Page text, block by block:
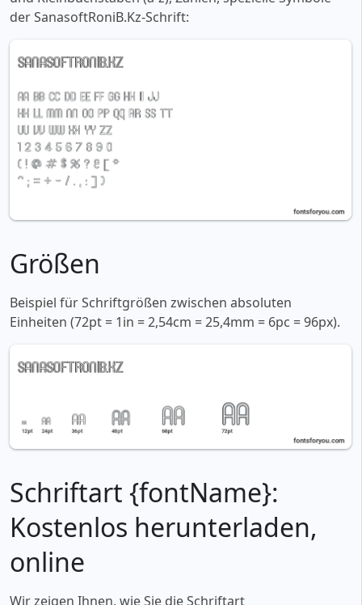
der SanasoftRoniB.Kz-Schrift:
Größen
Beispiel für Schriftgrößen zwischen absoluten
Einheiten (72pt = 1in = 2,54cm = 25,4mm = 6pc = 96px).
Schriftart {fontName}:
Kostenlos herunterladen,
online
Wir zeigen Ihnen, wie Sie die Schriftart